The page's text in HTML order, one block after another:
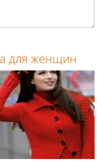
для женщин